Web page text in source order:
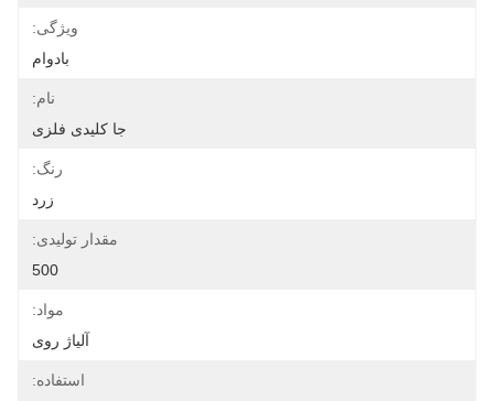
ویژگی:
بادوام
نام:
جا کلیدی فلزی
رنگ:
زرد
مقدار تولیدی:
500
مواد:
آلیاژ روی
استفاده: